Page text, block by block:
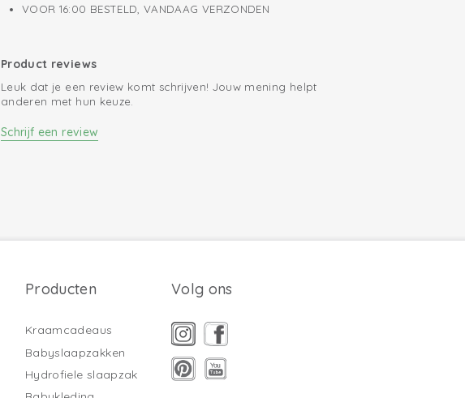
VOOR 16:00 BESTELD, VANDAAG VERZONDEN
Product reviews
Leuk dat je een review komt schrijven! Jouw mening helpt
anderen met hun keuze.
Schrijf een review
Producten
Kraamcadeaus
Babyslaapzakken
Hydrofiele slaapzak
Volg ons